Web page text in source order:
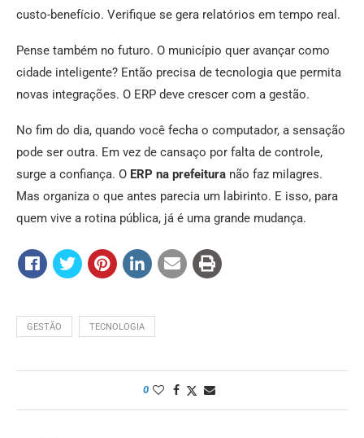
custo-benefício. Verifique se gera relatórios em tempo real.
Pense também no futuro. O município quer avançar como
cidade inteligente? Então precisa de tecnologia que permita
novas integrações. O ERP deve crescer com a gestão.
No fim do dia, quando você fecha o computador, a sensação
pode ser outra. Em vez de cansaço por falta de controle,
surge a confiança. O ERP na prefeitura não faz milagres.
Mas organiza o que antes parecia um labirinto. E isso, para
quem vive a rotina pública, já é uma grande mudança.
GESTÃO TECNOLOGIA
0